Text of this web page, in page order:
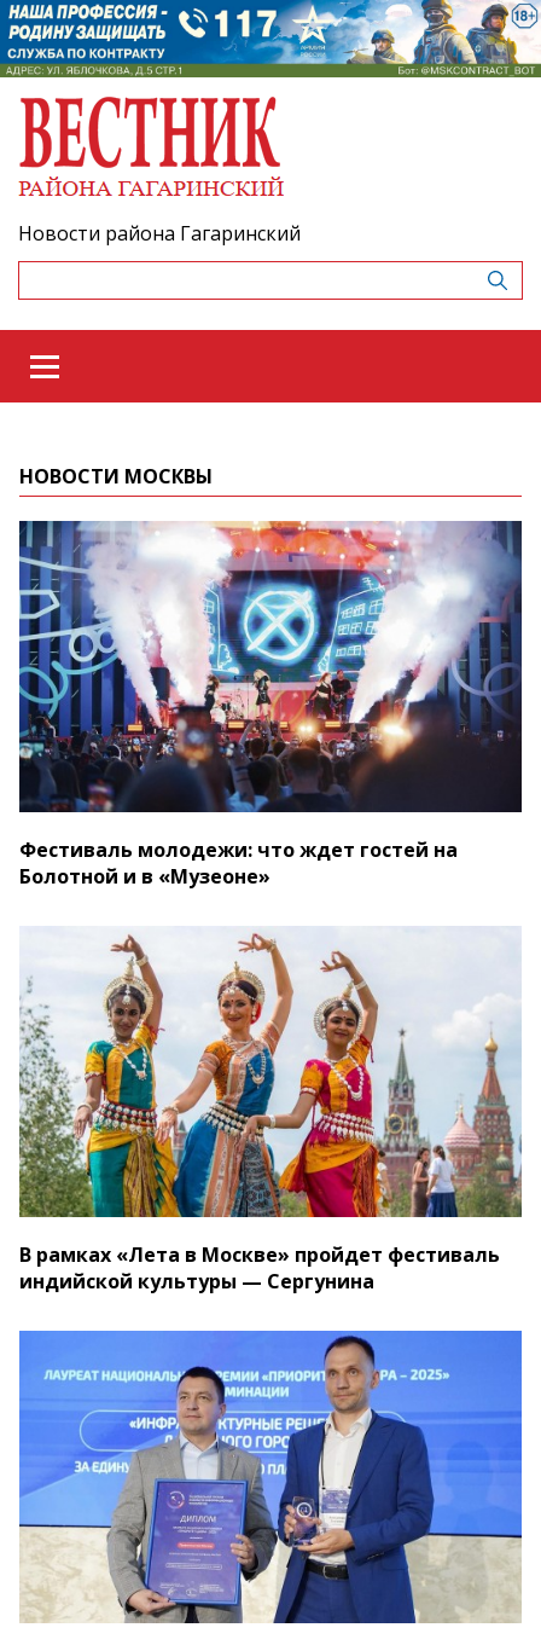
Новости района Гагаринский
НОВОСТИ МОСКВЫ
Фестиваль молодежи: что ждет гостей на
Болотной и в «Музеоне»
В рамках «Лета в Москве» пройдет фестиваль
индийской культуры — Сергунина